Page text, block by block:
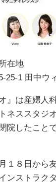
在地
25-1 田中ウ
』は産婦人
ネススタジ
院したこと
１８日から
ンストラク